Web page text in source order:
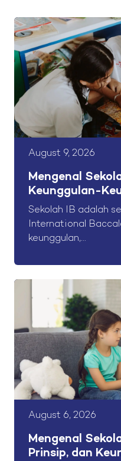
August 9, 2026
Mengenal
Keunggulan-
Sekolah IB adalah
International
keunggulan,...
August 6, 2026
Mengenal
Prinsip, dan